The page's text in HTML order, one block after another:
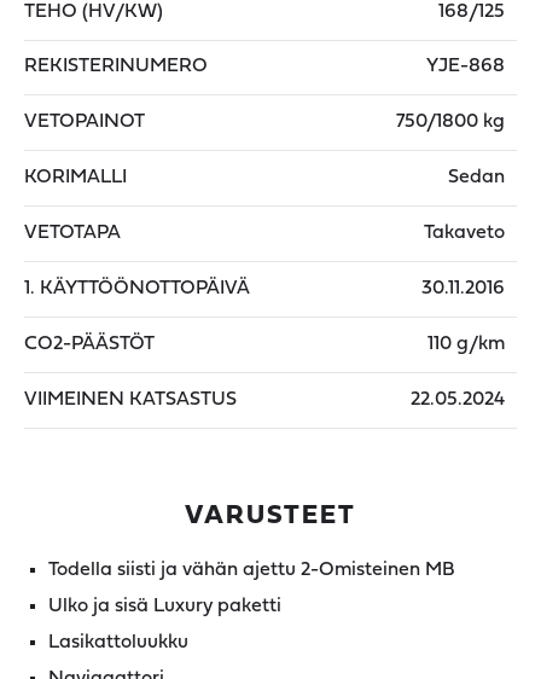
TEHO (HV/KW) 168/125
REKISTERINUMERO YJE-868
VETOPAINOT 750/1800 kg
KORIMALLI Sedan
VETOTAPA Takaveto
1. KÄYTTÖÖNOTTOPÄIVÄ 30.11.2016
CO2-PÄÄSTÖT 110 g/km
VIIMEINEN KATSASTUS 22.05.2024
VARUSTEET
Todella siisti ja vähän ajettu 2-Omisteinen MB
Ulko ja sisä Luxury paketti
Lasikattoluukku